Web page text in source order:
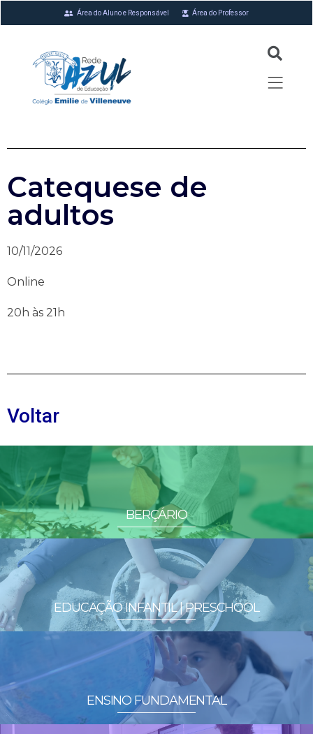
Área do Aluno e Responsável Área do Professor
Catequese de
adultos
10/11/2026
Online
20h às 21h
Voltar
BERÇÁRIO
EDUCAÇÃO INFANTIL | PRESCHOOL
ENSINO FUNDAMENTAL